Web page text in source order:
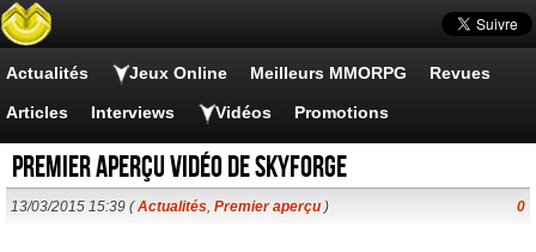
Actualités Jeux Online Meilleurs MMORPG Revues
Articles Interviews Vidéos Promotions
Premier aperçu vidéo de Skyforge
13/03/2015 15:39 (Actualités, Premier aperçu) 0